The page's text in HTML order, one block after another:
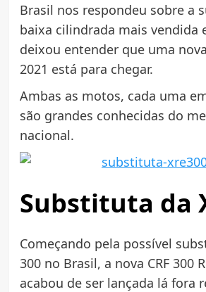
Brasil nos respondeu sobre a
baixa cilindrada mais vendida
deixou entender que uma
2021 está para chegar.
Ambas as motos, cada uma
são grandes conhecidas do
nacional.
Substituta da
Começando pela possível
300 no Brasil, a nova CRF 300
acabou de ser lançada lá fora